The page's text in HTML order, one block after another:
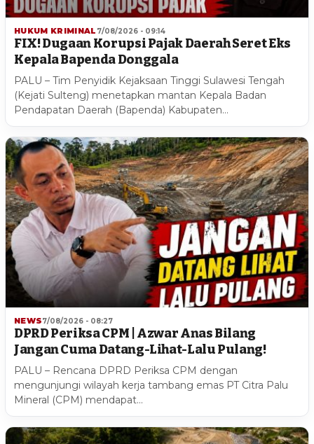
HUKUM KRIMINAL 7/08/2026 - 09:14
FIX! Dugaan Korupsi Pajak Daerah Seret Eks
Kepala Bapenda Donggala
PALU – Tim Penyidik Kejaksaan Tinggi Sulawesi Tengah
(Kejati Sulteng) menetapkan mantan Kepala Badan
Pendapatan Daerah (Bapenda) Kabupaten…
NEWS7/08/2026 - 08:27
DPRD Periksa CPM | Azwar Anas Bilang
Jangan Cuma Datang-Lihat-Lalu Pulang!
PALU – Rencana DPRD Periksa CPM dengan
mengunjungi wilayah kerja tambang emas PT Citra Palu
Mineral (CPM) mendapat…